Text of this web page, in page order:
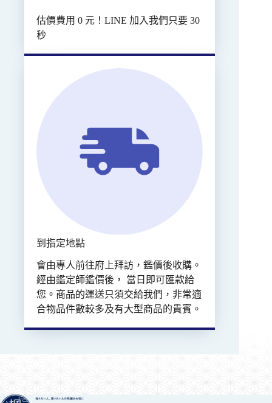
估價費用 0 元！LINE 加入我們只要 30
秒
到指定地點
會由專人前往府上拜訪，鑑價後收購。
經由鑑定師鑑價後， 當日即可匯款給
您。商品的運送只須交給我們，非常適
合物品件數較多及有大型商品的貴賓。